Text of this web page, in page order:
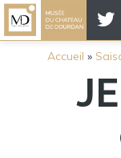
Accueil »